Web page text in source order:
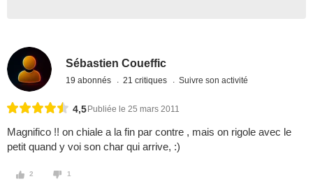
Sébastien Coueffic
19 abonnés 21 critiques Suivre son activité
4,5 Publiée le 25 mars 2011
Magnifico !! on chiale a la fin par contre , mais on rigole avec le
petit quand y voi son char qui arrive, :)
2 1